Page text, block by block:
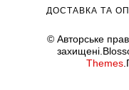
© Авторське
захищені.
Themes
ДОСТАВКА ТА